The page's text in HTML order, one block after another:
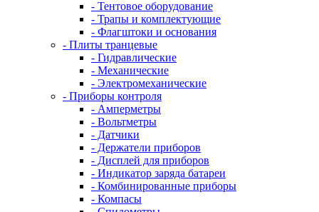
- Тентовое оборудование
- Трапы и комплектующие
- Флагштоки и основания
- Плиты транцевые
- Гидравлические
- Механические
- Электромеханические
- Приборы контроля
- Амперметры
- Вольтметры
- Датчики
- Держатели приборов
- Дисплей для приборов
- Индикатор заряда батареи
- Комбинированные приборы
- Компасы